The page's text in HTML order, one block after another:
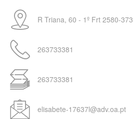
R Triana, 60 - 1º Frt 2580-373
263733381
263733381
elisabete-17637l@adv.oa.pt